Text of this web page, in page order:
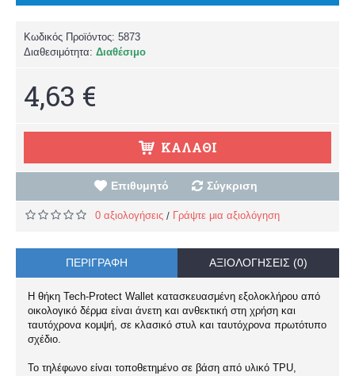
Κωδικός Προϊόντος: 5873
Διαθεσιμότητα: Διαθέσιμο
4,63 €
ΚΑΛΆΘΙ
Επιθυμητό Σύγκριση
0 αξιολογήσεις / Γράψτε μια αξιολόγηση
ΠΕΡΙΓΡΑΦΉ ΑΞΙΟΛΟΓΉΣΕΙΣ (0)
Η θήκη Tech-Protect Wallet κατασκευασμένη εξολοκλήρου από
οικολογικό δέρμα είναι άνετη και ανθεκτική στη χρήση και
ταυτόχρονα κομψή, σε κλασικό στυλ και ταυτόχρονα πρωτότυπο
σχέδιο.
Το τηλέφωνο είναι τοποθετημένο σε βάση από υλικό TPU,